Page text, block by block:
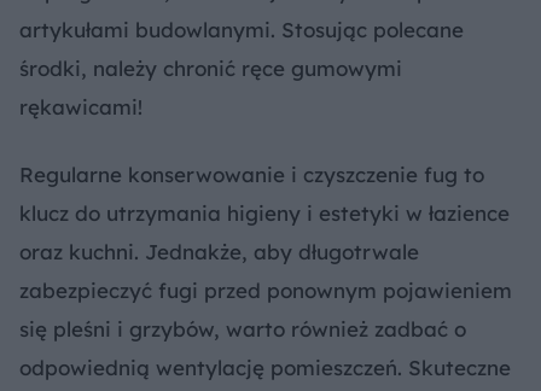
artykułami budowlanymi. Stosując polecane
środki, należy chronić ręce gumowymi
rękawicami!
Regularne konserwowanie i czyszczenie fug to
klucz do utrzymania higieny i estetyki w łazience
oraz kuchni. Jednakże, aby długotrwale
zabezpieczyć fugi przed ponownym pojawieniem
się pleśni i grzybów, warto również zadbać o
odpowiednią wentylację pomieszczeń. Skuteczne